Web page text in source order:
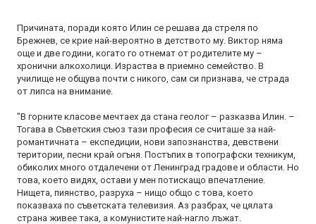
Причината, поради която Илин се решава да стреля по
Брежнев, се крие най-вероятно в детството му. Виктор няма
още и две години, когато го отнемат от родителите му –
хронични алкохолици. Израства в приемно семейство. В
училище не общува почти с никого, сам си признава, че страда
от липса на внимание.
"В горните класове мечтаех да стана геолог – разказва Илин. –
Тогава в Съветския съюз тази професия се считаше за най-
романтичната – експедиции, нови запознанства, девствени
територии, песни край огъня. Постъпих в топографски техникум,
обиколих много отдалечени от Ленинград градове и области. Но
това, което видях, остави у мен потискащо впечатление.
Нищета, пиянство, разруха – нищо общо с това, което
показваха по съветската телевизия. Аз разбрах, че цялата
страна живее така, а комунистите най-нагло лъжат.